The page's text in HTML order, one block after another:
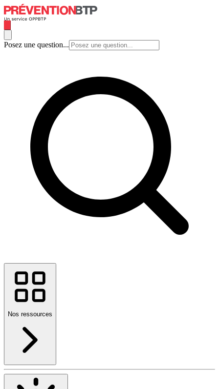
Posez une question...
Nos ressources